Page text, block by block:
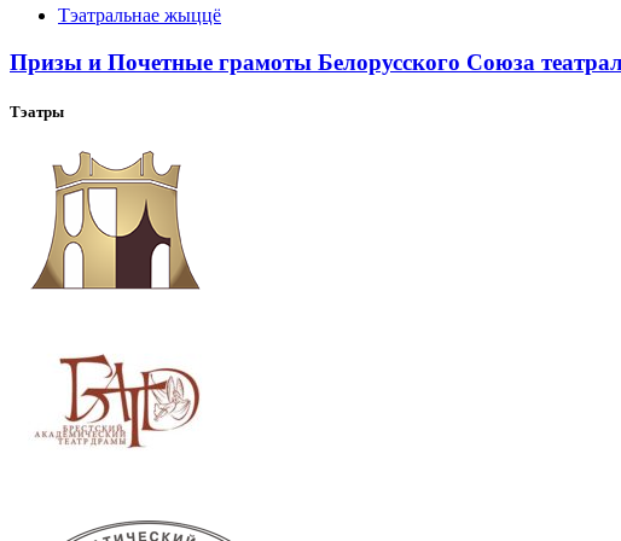
Тэатральнае жыццё
Призы и Почетные грамоты Белорусского Союза
Тэатры